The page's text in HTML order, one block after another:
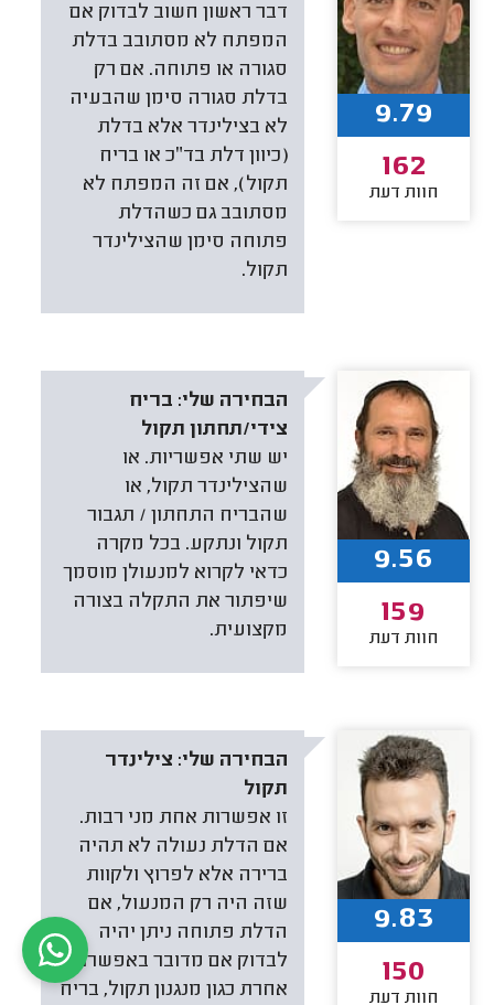
דבר ראשון חשוב לבדוק אם
המפתח לא מסתובב בדלת
סגורה או פתוחה. אם רק
בדלת סגורה סימן שהבעיה
לא בצילינדר אלא בדלת
(כיוון דלת בד״כ או בריח
תקול), אם זה המפתח לא
מסתובב גם כשהדלת
פתוחה סימן שהצילינדר
תקול.
9.79
162
חוות דעת
הבחירה שלי: בריח
צידי/תחתון תקול
יש שתי אפשריות. או
שהצילינדר תקול, או
שהבריח התחתון / תגבור
תקול ונתקע. בכל מקרה
כדאי לקרוא למנעולן מוסמך
שיפתור את התקלה בצורה
מקצועית.
9.56
159
חוות דעת
הבחירה שלי: צילינדר
תקול
זו אפשרות אחת מני רבות.
אם הדלת נעולה לא תהיה
ברירה אלא לפרוץ ולקוות
שזה היה רק המנעול, אם
הדלת פתוחה ניתן יהיה
לבדוק אם מדובר באפשרות
אחרת כגון מנגנון תקול, בריח
9.83
150
חוות דעת